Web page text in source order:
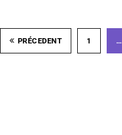
PRÉCEDENT 1 …